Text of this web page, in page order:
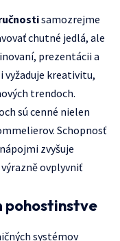
samozrejme
chutné jedlá, ale
prezentácii a
vyžaduje kreativitu,
trendoch.
sú cenné nielen
Schopnosť
zvyšuje
ovplyvniť
pohostinstve
systémov